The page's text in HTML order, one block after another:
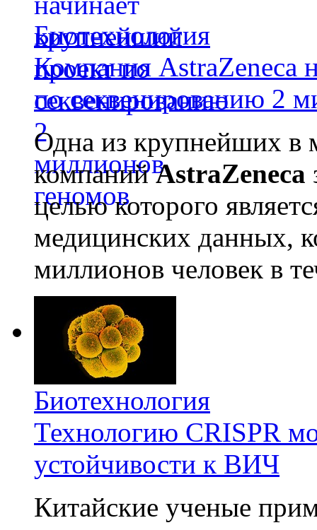
Биотехнология
Компания AstraZeneca
по секвенированию 2
Одна из крупнейших в
компанийAstraZeneca
целью которого
медицинских данных,
миллионов человек в
Биотехнология
Технологию CRISPR
устойчивости к ВИЧ
Китайские ученые